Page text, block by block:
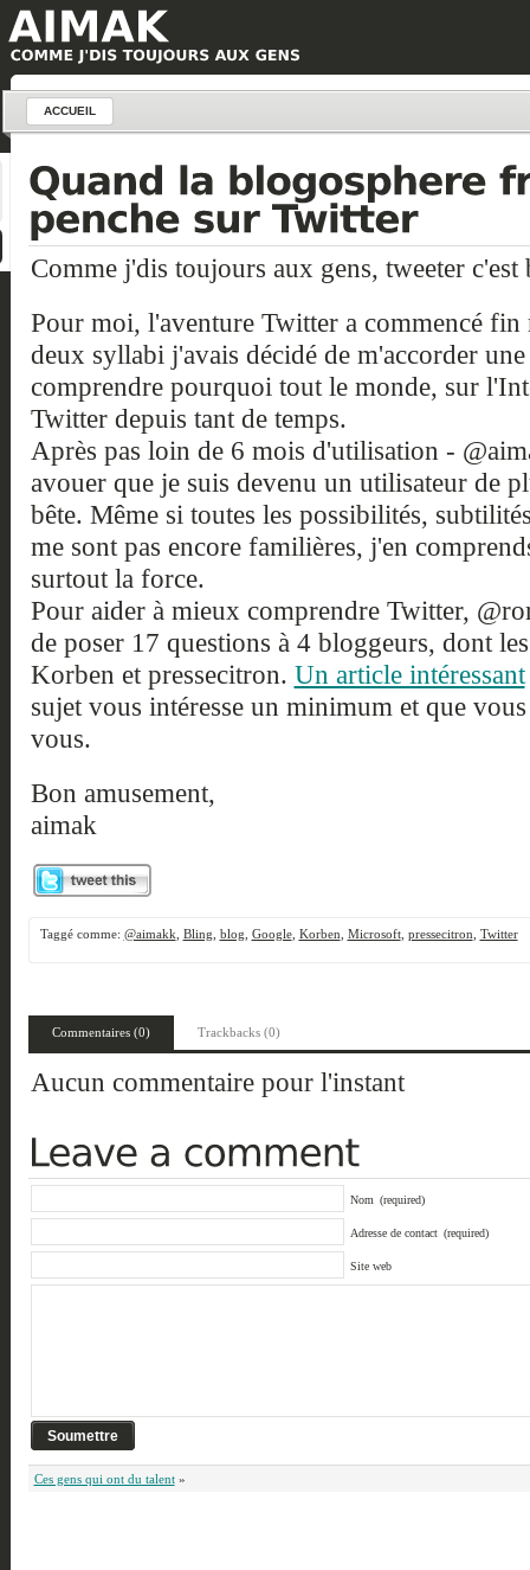
ACCUEIL
Comme j'dis toujours aux gens, tweeter
Pour moi, l'aventure Twitter a commencé fin
deux syllabi j'avais décidé de m'accorder
comprendre pourquoi tout le monde, sur
Twitter depuis tant de temps.
Après pas loin de 6 mois d'utilisation -
avouer que je suis devenu un utilisateur de
bête. Même si toutes les possibilités,
me sont pas encore familières, j'en
surtout la force.
Pour aider à mieux comprendre Twitter,
de poser 17 questions à 4 bloggeurs, dont
Korben et pressecitron. Un article intéressant
sujet vous intéresse un minimum et que
vous.
Bon amusement,
aimak
Taggé comme: @aimakk Bling blog Google, Korben Microsoft, pressecitron Twitter
Commentaires (0) Trackbacks (0)
Aucun commentaire pour l'instant
Nom (required)
Adresse de contact (required)
Site web
Ces gens qui ont du talent»